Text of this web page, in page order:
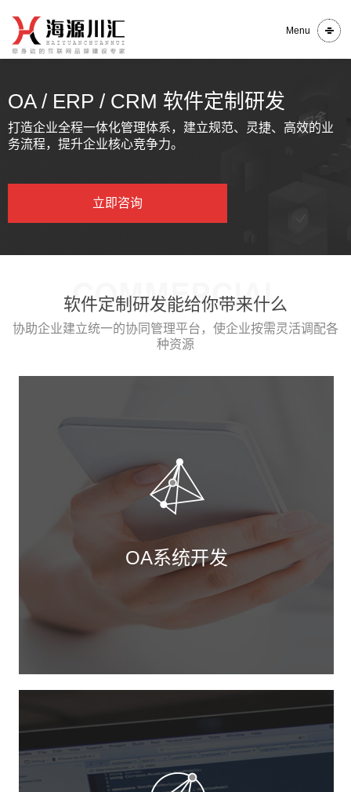
Menu
OA / ERP / CRM 软件定制研发
打造企业全程一体化管理体系，建立规范、灵捷、高效的业
务流程，提升企业核心竞争力。
立即咨询
COMMERCIAL
软件定制研发能给你带来什么
协助企业建立统一的协同管理平台，使企业按需灵活调配各
种资源
OA系统开发